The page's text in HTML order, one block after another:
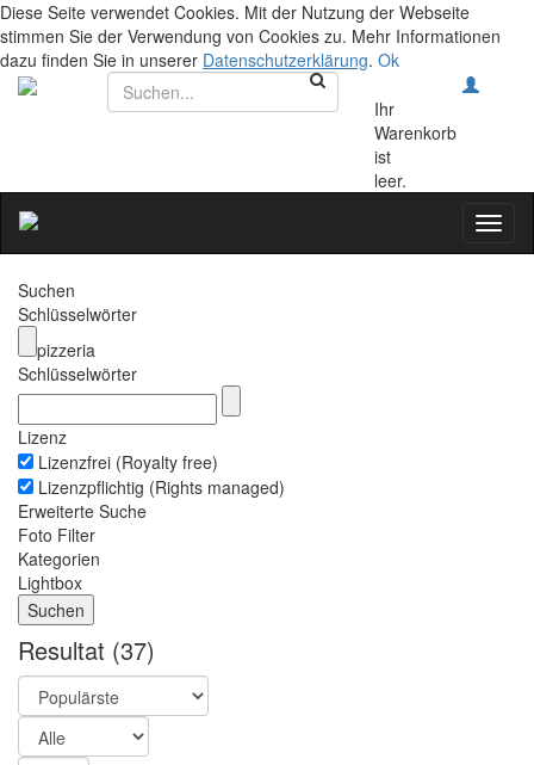
Diese Seite verwendet Cookies. Mit der Nutzung der Webseite
stimmen Sie der Verwendung von Cookies zu. Mehr Informationen
dazu finden Sie in unserer Datenschutzerklärung. Ok
Ihr
Warenkorb
ist
leer.
Suchen
Schlüsselwörter
pizzeria
Schlüsselwörter
Lizenz
Lizenzfrei (Royalty free)
Lizenzpflichtig (Rights managed)
Erweiterte Suche
Foto Filter
Kategorien
Lightbox
Resultat (37)